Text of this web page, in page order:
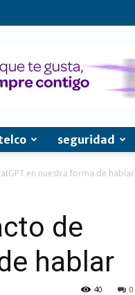
seguridad
en nuestra forma de hablar
de
hablar
0
40